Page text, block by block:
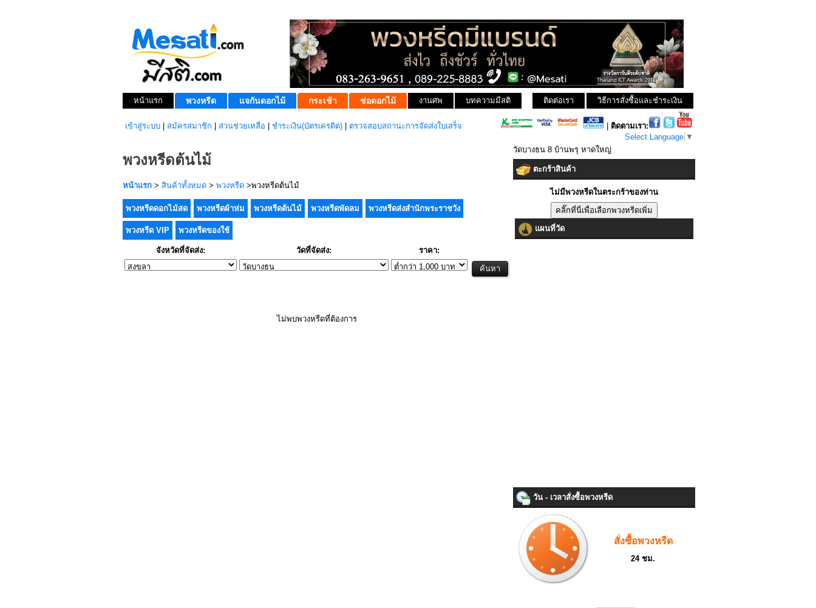
หน้าแรก พวงหรีด แจกันดอกไม้ กระเช้า ช่อดอกไม้ งานศพ บทความมีสติ วิธีการสั่งซื้อและชำระเงิน
ติดต่อเรา
เข้าสู่ระบบ สมัครสมาชิก ส่วนช่วยเหลือ ชำระเงิน(บัตรเครดิต) ตรวจสอบสถานะการจัดส่งใบเสร็จ
ติดตามเรา:
Select Language ▼
พวงหรีดต้นไม้
หน้าแรก > สินค้าทั้งหมด > พวงหรีด >พวงหรีดต้นไม้
พวงหรีดดอกไม้สด พวงหรีดผ้าห่ม พวงหรีดต้นไม้ พวงหรีดพัดลม พวงหรีดส่งสำนักพระราชวัง
พวงหรีด VIP พวงหรีดของใช้
จังหวัดที่จัดส่ง: วัดที่จัดส่ง: ราคา:
ไม่พบพวงหรีดที่ต้องการ
วัดบางธน 8 บ้านพรุ หาดใหญ่
ตะกร้าสินค้า
ไม่มีพวงหรีดในตระกร้าของท่าน
แผนที่วัด
วัน - เวลาสั่งซื้อพวงหรีด
สั่งซื้อพวงหรีด
24 ชม.